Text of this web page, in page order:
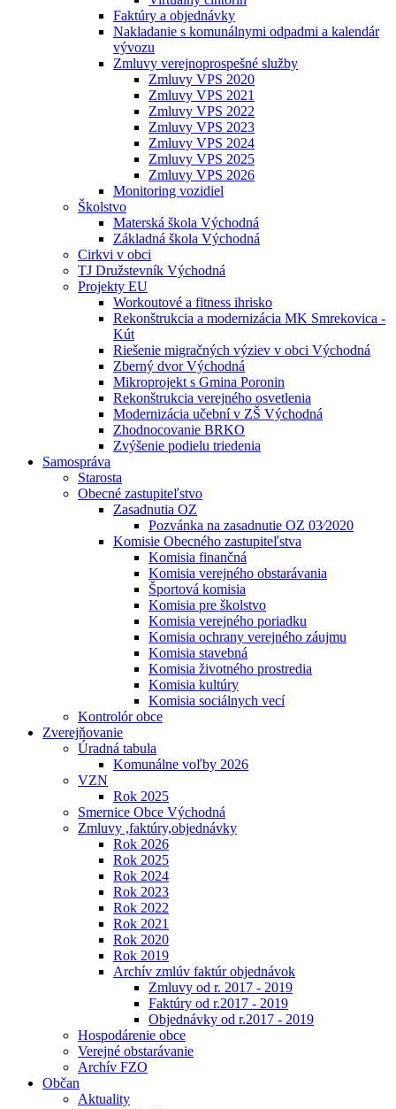
Faktúry a objednávky
Nakladanie s komunálnymi odpadmi a kalendár
vývozu
Zmluvy verejnoprospešné služby
Zmluvy VPS 2020
Zmluvy VPS 2021
Zmluvy VPS 2022
Zmluvy VPS 2023
Zmluvy VPS 2024
Zmluvy VPS 2025
Zmluvy VPS 2026
Monitoring vozidiel
Školstvo
Materská škola Východná
Základná škola Východná
Cirkvi v obci
TJ Družstevník Východná
Projekty EU
Workoutové a fitness ihrisko
Rekonštrukcia a modernizácia MK Smrekovica -
Kút
Riešenie migračných výziev v obci Východná
Zberný dvor Východná
Mikroprojekt s Gmina Poronin
Rekonštrukcia verejného osvetlenia
Modernizácia učební v ZŠ Východná
Zhodnocovanie BRKO
Zvýšenie podielu triedenia
Samospráva
Starosta
Obecné zastupiteľstvo
Zasadnutia OZ
Pozvánka na zasadnutie OZ 03⁄2020
Komisie Obecného zastupiteľstva
Komisia finančná
Komisia verejného obstarávania
Športová komisia
Komisia pre školstvo
Komisia verejného poriadku
Komisia ochrany verejného záujmu
Komisia stavebná
Komisia životného prostredia
Komisia kultúry
Komisia sociálnych vecí
Kontrolór obce
Zverejňovanie
Úradná tabula
Komunálne voľby 2026
VZN
Rok 2025
Smernice Obce Východná
Zmluvy ,faktúry,objednávky
Rok 2026
Rok 2025
Rok 2024
Rok 2023
Rok 2022
Rok 2021
Rok 2020
Rok 2019
Archív zmlúv faktúr objednávok
Zmluvy od r. 2017 - 2019
Faktúry od r.2017 - 2019
Objednávky od r.2017 - 2019
Hospodárenie obce
Verejné obstarávanie
Archív FZO
Občan
Aktuality